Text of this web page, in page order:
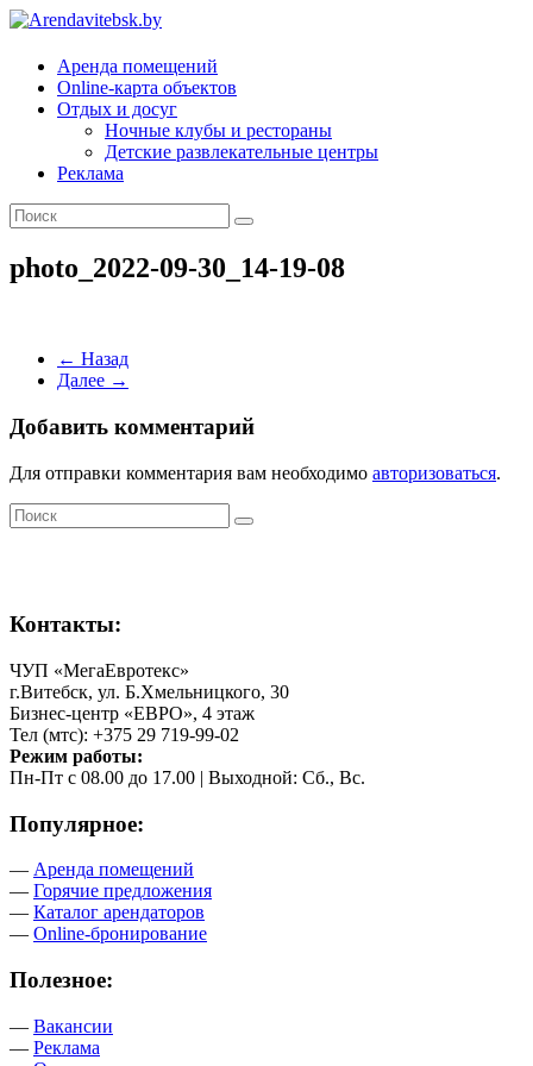
Arendavitebsk.by
Аренда помещений
Online-карта объектов
Отдых и досуг
Ночные клубы и рестораны
Детские развлекательные центры
Реклама
photo_2022-09-30_14-19-08
← Назад
Далее →
Добавить комментарий
Для отправки комментария вам необходимо авторизоваться.
Контакты:
ЧУП «МегаЕвротекс»
г.Витебск, ул. Б.Хмельницкого, 30
Бизнес-центр «ЕВРО», 4 этаж
Тел (мтс): +375 29 719-99-02
Режим работы:
Пн-Пт с 08.00 до 17.00 | Выходной: Сб., Вс.
Популярное:
— Аренда помещений
— Горячие предложения
— Каталог арендаторов
— Online-бронирование
Полезное:
— Вакансии
— Реклама